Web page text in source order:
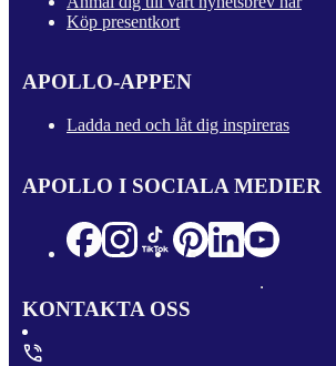
Köp presentkort
APOLLO-APPEN
Ladda ned och låt dig inspireras
APOLLO I SOCIALA MEDIER
KONTAKTA OSS